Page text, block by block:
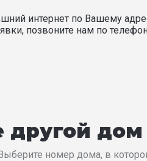
интернет по Вашему
позвоните нам по
другой дом
номер дома, в